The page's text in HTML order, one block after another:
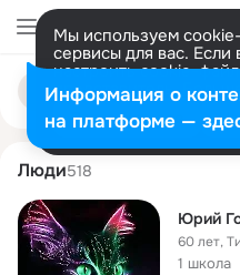
Мы используем
сервисы для вас. Если
настроить cookie-
представитель.
Разрешить все
Поиск
людям
yuriy gordienko
Люди518
Юрий
60 лет,
1 школа
Информация о
на платформе —